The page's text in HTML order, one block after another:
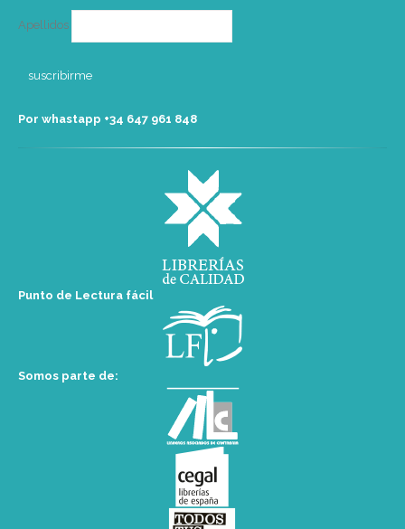
Apellidos
Por whastapp +34 ‭647 961 848‬
Punto de Lectura fácil
Somos parte de: